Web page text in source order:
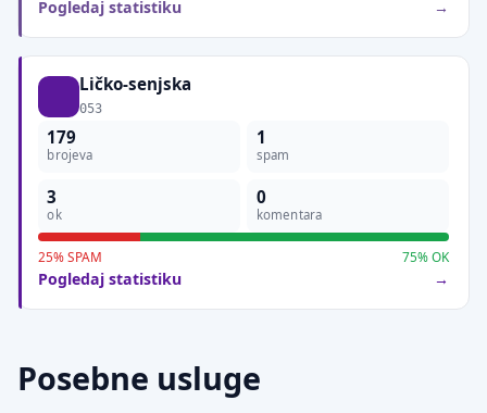
Pogledaj statistiku
Ličko-senjska
053
179
brojeva
1
spam
3
ok
0
komentara
25% SPAM 75% OK
Pogledaj statistiku
Posebne usluge